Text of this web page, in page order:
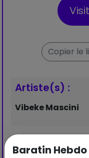
Artiste(s) :
Vibeke Mascini
Copier le
Baratin